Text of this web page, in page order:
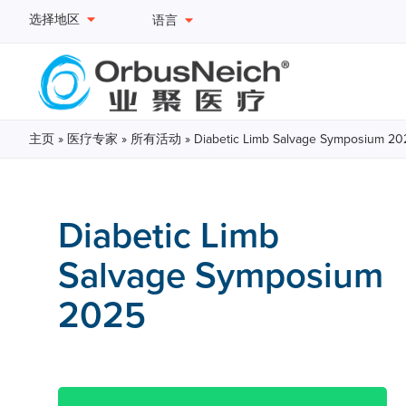
选择地区 语言
主页 » 医疗专家 » 所有活动 » Diabetic Limb Salvage Symposium
Diabetic Limb
Salvage Symposium
2025